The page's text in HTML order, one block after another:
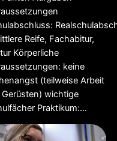
Reife, Fachabitur,
Körperliche
keine
(teilweise Arbeit
Gerüsten) wichtige
Praktikum:…